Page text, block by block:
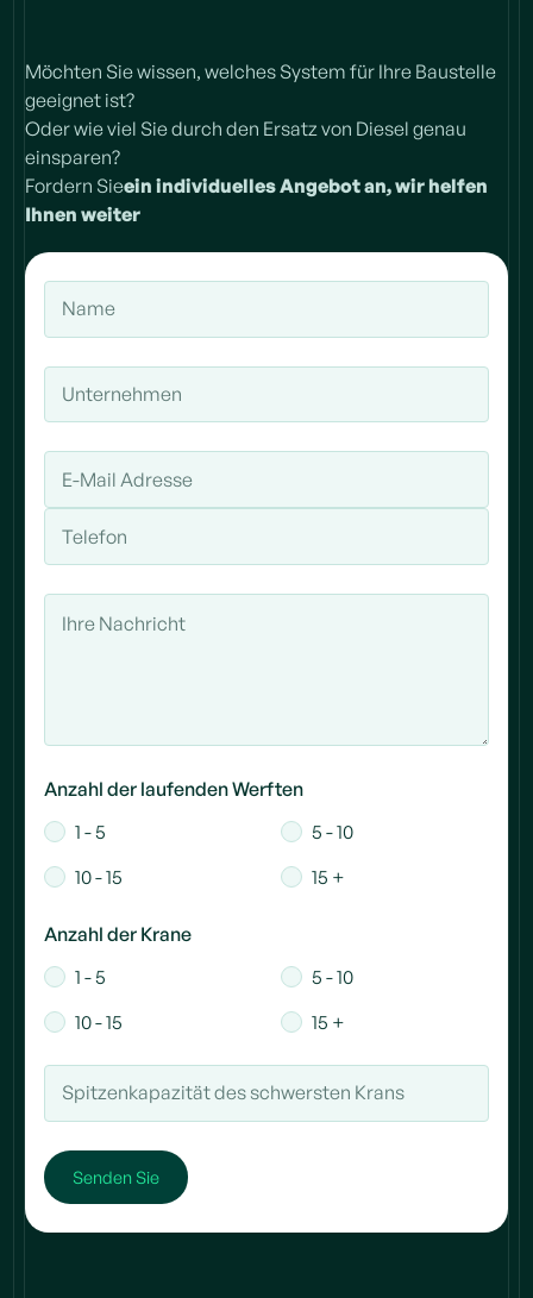
Möchten Sie wissen, welches System für Ihre Baustelle
geeignet ist?
Oder wie viel Sie durch den Ersatz von Diesel genau
einsparen?
‍Fordern Sieein individuelles Angebot an, wir helfen
Ihnen weiter
Anzahl der laufenden Werften
1 - 5
5 - 10
10 - 15
15 +
Anzahl der Krane
1 - 5
5 - 10
10 - 15
15 +